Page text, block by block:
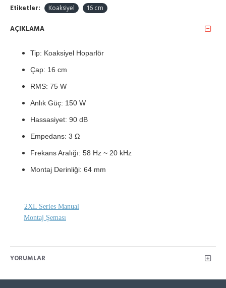
Etiketler: Koaksiyel 16 cm
AÇIKLAMA
Tip: Koaksiyel Hoparlör
Çap: 16 cm
RMS: 75 W
Anlık Güç: 150 W
Hassasiyet: 90 dB
Empedans: 3 Ω
Frekans Aralığı: 58 Hz ~ 20 kHz
Montaj Derinliği: 64 mm
2XL Series Manual
Montaj Şeması
YORUMLAR